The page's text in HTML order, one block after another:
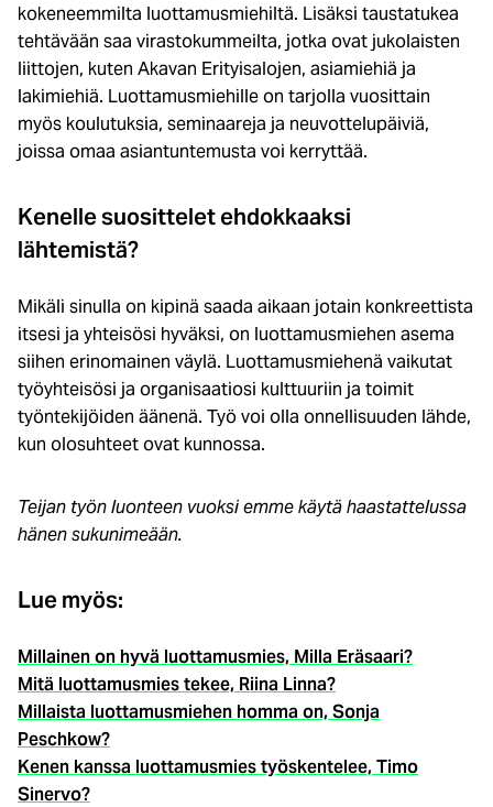
kokeneemmilta luottamusmiehiltä. Lisäksi taustatukea
tehtävään saa virastokummeilta, jotka ovat jukolaisten
liittojen, kuten Akavan Erityisalojen, asiamiehiä ja
lakimiehiä. Luottamusmiehille on tarjolla vuosittain
myös koulutuksia, seminaareja ja neuvottelupäiviä,
joissa omaa asiantuntemusta voi kerryttää.
Kenelle suosittelet ehdokkaaksi
lähtemistä?
Mikäli sinulla on kipinä saada aikaan jotain konkreettista
itsesi ja yhteisösi hyväksi, on luottamusmiehen asema
siihen erinomainen väylä. Luottamusmiehenä vaikutat
työyhteisösi ja organisaatiosi kulttuuriin ja toimit
työntekijöiden äänenä. Työ voi olla onnellisuuden lähde,
kun olosuhteet ovat kunnossa.
Teijan työn luonteen vuoksi emme käytä haastattelussa
hänen sukunimeään.
Lue myös:
Millainen on hyvä luottamusmies, Milla Eräsaari?
Mitä luottamusmies tekee, Riina Linna?
Millaista luottamusmiehen homma on, Sonja
Peschkow?
Kenen kanssa luottamusmies työskentelee, Timo
Sinervo?